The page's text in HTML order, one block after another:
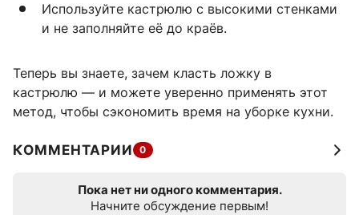
Используйте кастрюлю с высокими стенками
и не заполняйте её до краёв.
Теперь вы знаете, зачем класть ложку в
кастрюлю — и можете уверенно применять этот
метод, чтобы сэкономить время на уборке кухни.
КОММЕНТАРИИ 0
Пока нет ни одного комментария.
Начните обсуждение первым!